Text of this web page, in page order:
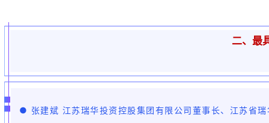
二、最
● 张建斌 江苏瑞华投资控股集团有限公司董事长、江苏省